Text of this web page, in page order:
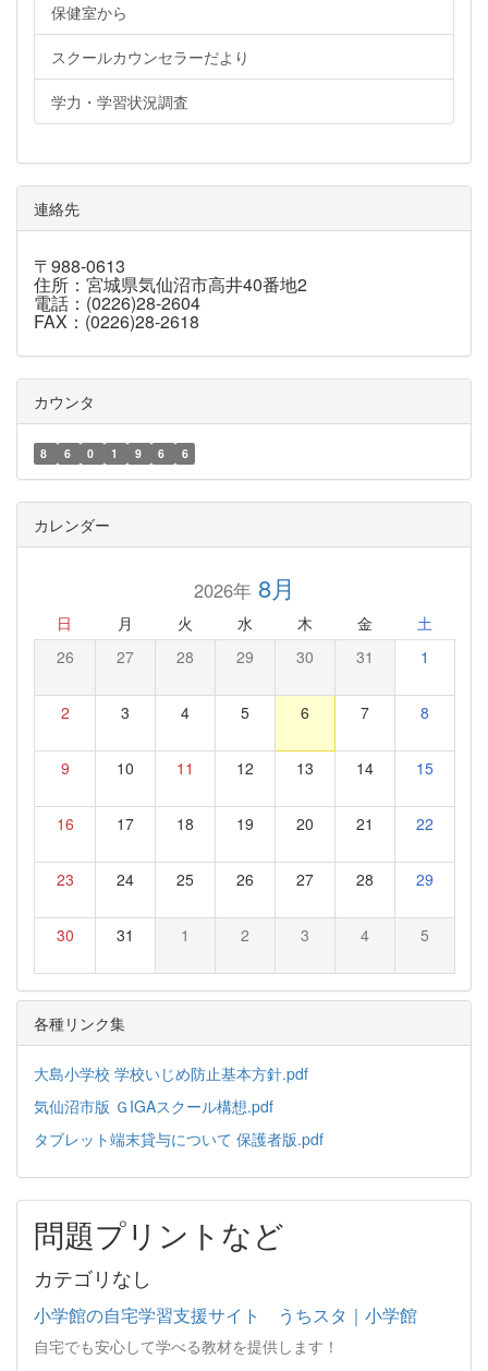
保健室から
スクールカウンセラーだより
学力・学習状況調査
連絡先
〒988-0613
住所：宮城県気仙沼市高井40番地2
電話：(0226)28-2604
FAX：(0226)28-2618
カウンタ
8 6 0 1 9 6 6
カレンダー
2026年8月
日 月 火 水 木 金 土
26 27 28 29 30 31 1
2 3 4 5 6 7 8
9 10 11 12 13 14 15
16 17 18 19 20 21 22
23 24 25 26 27 28 29
30 31 1 2 3 4 5
各種リンク集
大島小学校 学校いじめ防止基本方針.pdf
気仙沼市版 ＧIGAスクール構想.pdf
タブレット端末貸与について 保護者版.pdf
問題プリントなど
カテゴリなし
小学館の自宅学習支援サイト うちスタ｜小学館
自宅でも安心して学べる教材を提供します！